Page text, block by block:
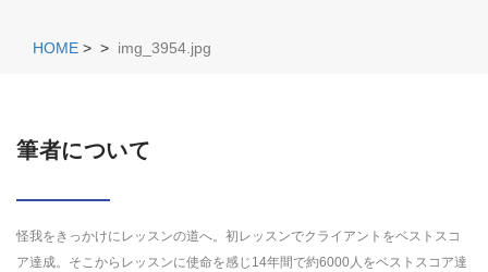
HOME > > img_3954.jpg
筆者について
怪我をきっかけにレッスンの道へ。初レッスンでクライアントをベストスコ
ア達成。そこからレッスンに使命を感じ14年間で約6000人をベストスコア達